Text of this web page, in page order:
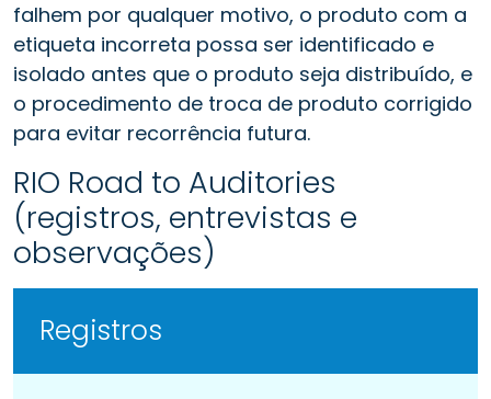
falhem por qualquer motivo, o produto com a
etiqueta incorreta possa ser identificado e
isolado antes que o produto seja distribuído, e
o procedimento de troca de produto corrigido
para evitar recorrência futura.
RIO Road to Auditories
(registros, entrevistas e
observações)
Registros